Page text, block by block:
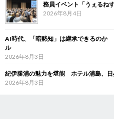
務員イベント「うぇるね
2026年8月4日
AI時代、「暗黙知」は継承できるのか
ル
2026年8月3日
紀伊勝浦の魅力を堪能 ホテル浦島、日
2026年8月3日